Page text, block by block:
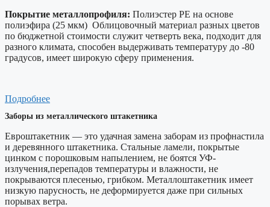
Покрытие металлопрофиля: Полиэстер PE на основе
полиэфира (25 мкм) Облицовочный материал разных цветов
по бюджетной стоимости служит четверть века, подходит для
разного климата, способен выдерживать температуру до -80
градусов, имеет широкую сферу применения.
Подробнее
Заборы из металлического штакетника
Евроштакетник — это удачная замена заборам из профнастила
и деревянного штакетника. Стальные ламели, покрытые
цинком с порошковым напылением, не боятся УФ-
излучения,перепадов температуры и влажности, не
покрываются плесенью, грибком. Металлоштакетник имеет
низкую парусность, не деформируется даже при сильных
порывах ветра.